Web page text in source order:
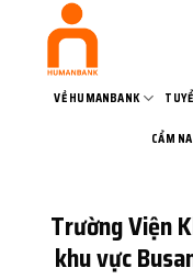
VỀ HUMANBANK
CẨM
Trường Viện
khu vực